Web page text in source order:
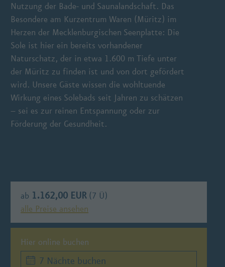
Nutzung der Bade- und Saunalandschaft. Das
Besondere am Kurzentrum Waren (Müritz) im
Herzen der Mecklenburgischen Seenplatte: Die
Sole ist hier ein bereits vorhandener
Naturschatz, der in etwa 1.600 m Tiefe unter
der Müritz zu finden ist und von dort gefördert
wird. Unsere Gäste wissen die wohltuende
Wirkung eines Solebads seit Jahren zu schätzen
– sei es zur reinen Entspannung oder zur
Förderung der Gesundheit.
ab 1.162,00 EUR (7 Ü)
alle Preise ansehen
Hier online buchen
7 Nächte buchen